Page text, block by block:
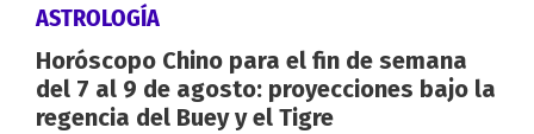
ASTROLOGÍA
Horóscopo Chino para el fin de semana
del 7 al 9 de agosto: proyecciones bajo la
regencia del Buey y el Tigre